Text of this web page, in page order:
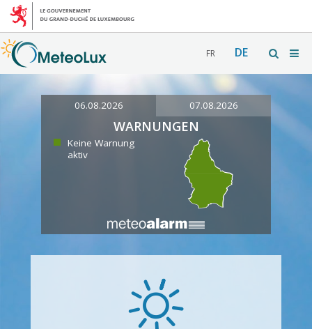
FR DE
06.08.2026 07.08.2026
WARNUNGEN
Keine Warnung
aktiv